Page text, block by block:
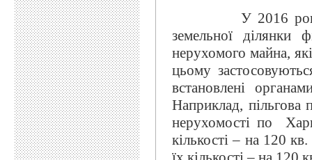
У 2016 році
земельної ділянки
нерухомого майна,
цьому
встановлені
Наприклад, пільгова
нерухомості по
кількості – на 120